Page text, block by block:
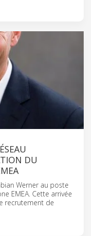
DU
Werner au poste
EMEA. Cette arrivée
recrutement de